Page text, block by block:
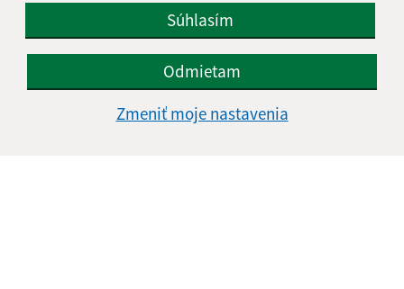
Súhlasím
Odmietam
Zmeniť moje nastavenia